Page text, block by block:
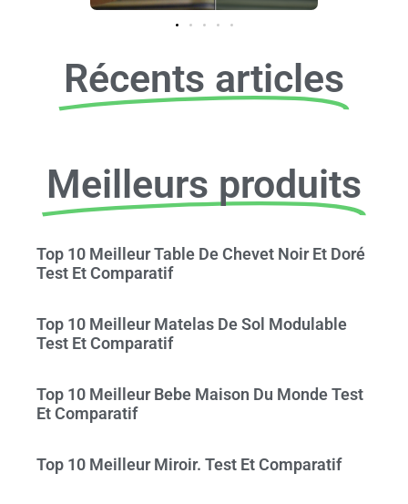
Récents articles
Meilleurs produits
Top 10 Meilleur Table De Chevet Noir Et Doré
Test Et Comparatif
Top 10 Meilleur Matelas De Sol Modulable
Test Et Comparatif
Top 10 Meilleur Bebe Maison Du Monde Test
Et Comparatif
Top 10 Meilleur Miroir. Test Et Comparatif